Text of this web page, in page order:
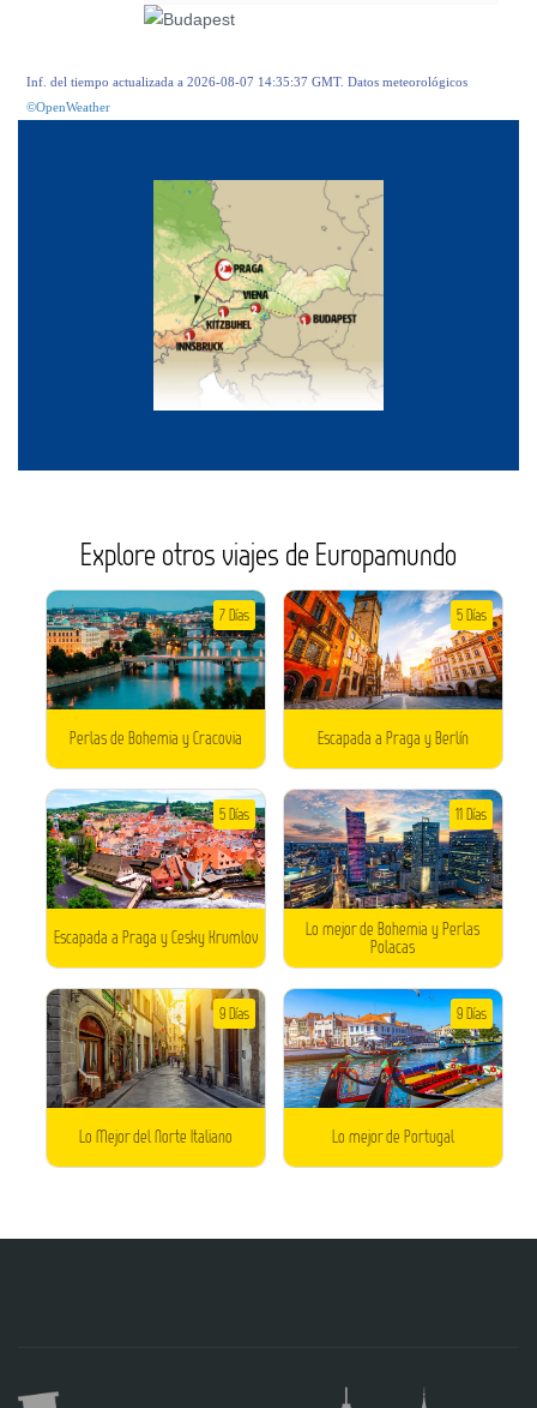
Inf. del tiempo actualizada a 2026-08-07 14:35:37 GMT. Datos meteorológicos
©OpenWeather
Explore otros viajes de Europamundo
Perlas de Bohemia y Cracovia
7 Días
Escapada a Praga y Berlín
5 Días
Escapada a Praga y Cesky Krumlov
5 Días
Lo mejor de Bohemia y Perlas
Polacas
11 Días
Lo Mejor del Norte Italiano
9 Días
Lo mejor de Portugal
9 Días